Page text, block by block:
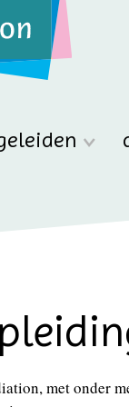
met onder